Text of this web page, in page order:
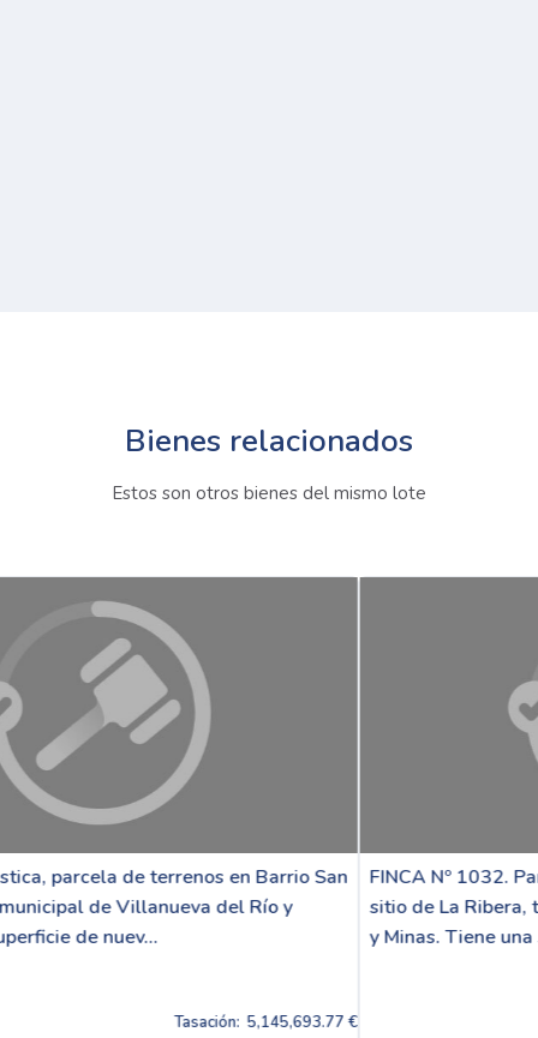
Bienes relacionados
Estos son otros bienes del mismo lote
San
y
FINCA Nº 1032. Paraje La Ribera, parcela de
sitio de La Ribera, término municipal de
y Minas. Tiene una superficie...